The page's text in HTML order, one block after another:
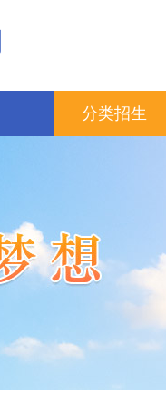
分类招生
定向培养军士招生